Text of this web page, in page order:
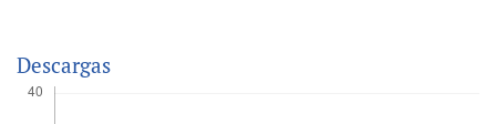
Descargas